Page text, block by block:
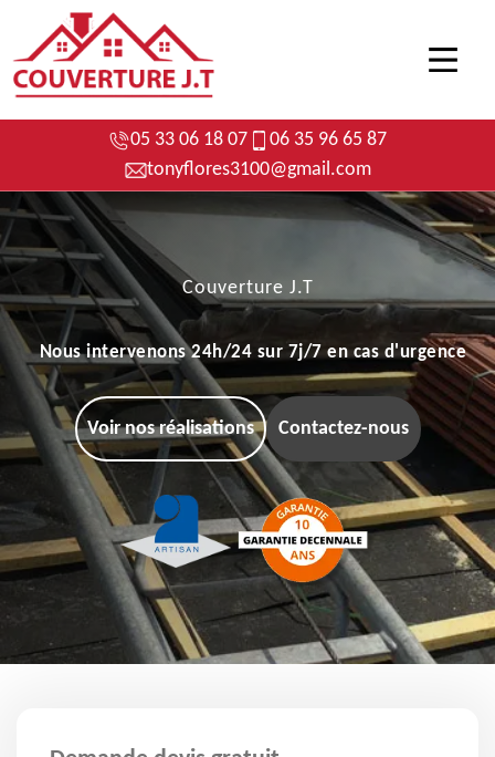
05 33 06 18 07
06 35 96 65 87
tonyflores3100@gmail.com
Couverture J.T
Nous intervenons 24h/24 sur 7j/7 en cas d'urgence
Voir nos réalisations Contactez-nous